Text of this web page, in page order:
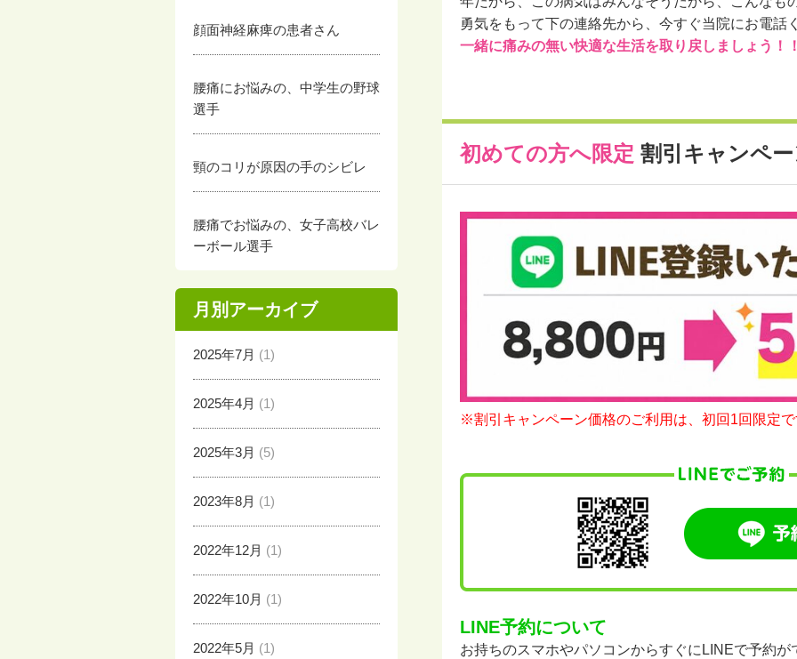
勇気をもって下の連絡先から、今すぐ当院にお電話
一緒に痛みの無い快適な生活を取り戻しましょう！
初めての方へ限定 割引キャンペ
※割引キャンペーン価格のご利用は、初回1回限定
LINE予約について
お持ちのスマホやパソコンからすぐにLINEで予約が
顔面神経麻痺の患者さん
腰痛にお悩みの、中学生の野球
選手
頸のコリが原因の手のシビレ
腰痛でお悩みの、女子高校バレ
ーボール選手
月別アーカイブ
2025年7月 (1)
2025年4月 (1)
2025年3月 (5)
2023年8月 (1)
2022年12月 (1)
2022年10月 (1)
2022年5月 (1)